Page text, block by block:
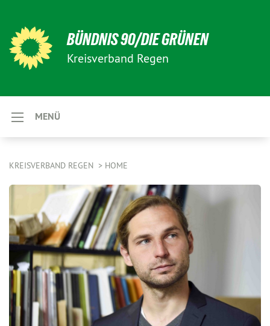
BÜNDNIS 90/DIE GRÜNEN
Kreisverband Regen
MENÜ
KREISVERBAND REGEN HOME